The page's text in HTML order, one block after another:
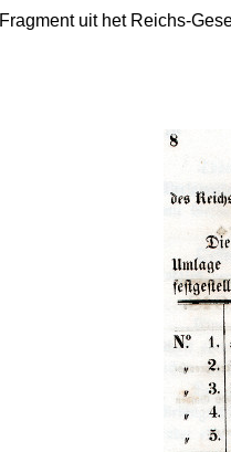
Fragment uit het Reichs-